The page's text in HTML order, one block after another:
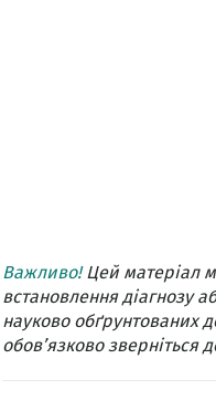
Важливо!Цей матеріал
встановлення діагнозу
науково обґрунтованих
обов’язково зверніться